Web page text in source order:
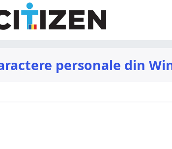
personale din